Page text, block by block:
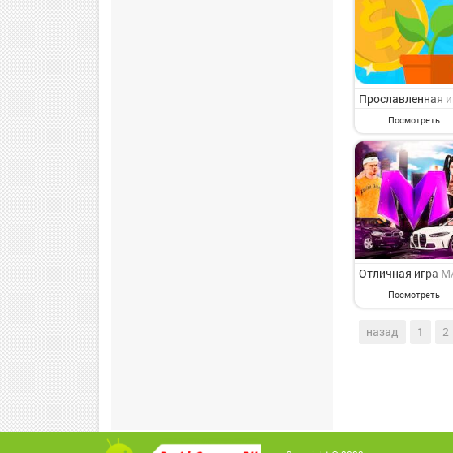
Прославленная
Посмотреть
Отличная игра
Посмотреть
назад 1 2